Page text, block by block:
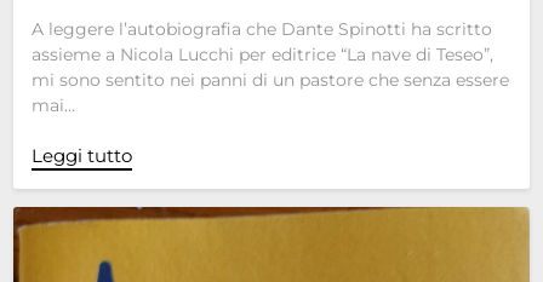
A leggere l’autobiografia che Dante Spinotti ha scritto
assieme a Nicola Lucchi per editrice “La nave di Teseo”,
mi sono sentito nei panni di un pastore che senza essere
mai…
Leggi tutto